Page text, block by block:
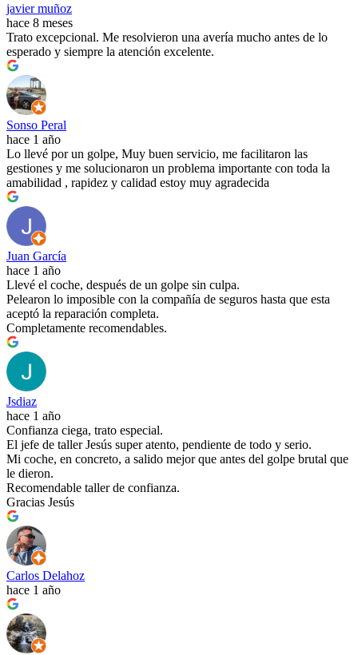
javier muñoz
hace 8 meses
Trato excepcional. Me resolvieron una avería mucho antes de lo
esperado y siempre la atención excelente.
Sonso Peral
hace 1 año
Lo llevé por un golpe, Muy buen servicio, me facilitaron las
gestiones y me solucionaron un problema importante con toda la
amabilidad , rapidez y calidad estoy muy agradecida
Juan García
hace 1 año
Llevé el coche, después de un golpe sin culpa.
Pelearon lo imposible con la compañía de seguros hasta que esta
aceptó la reparación completa.
Completamente recomendables.
Jsdiaz
hace 1 año
Confianza ciega, trato especial.
El jefe de taller Jesús super atento, pendiente de todo y serio.
Mi coche, en concreto, a salido mejor que antes del golpe brutal que
le dieron.
Recomendable taller de confianza.
Gracias Jesús
Carlos Delahoz
hace 1 año